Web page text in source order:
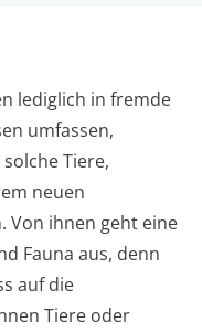
lediglich in fremde
umfassen,
Tiere,
neuen
Von ihnen geht eine
Fauna aus, denn
auf die
Tiere oder